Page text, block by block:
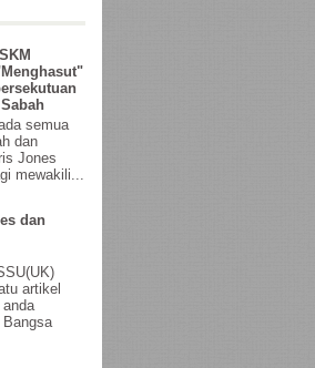
semua
dan
Jones
mewakili...
dan
artikel